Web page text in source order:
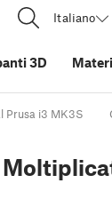
Italiano
3D
Prusa i3 MK3S